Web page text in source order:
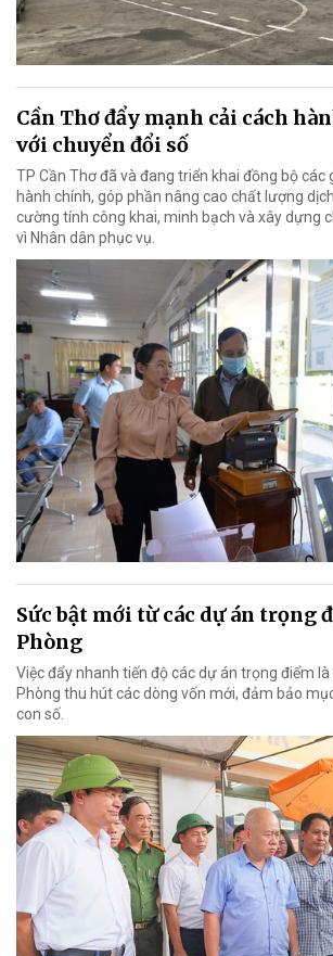
Cần Thơ đẩy mạnh cải cách
với chuyển đổi số
TP Cần Thơ đã và đang triển khai đồng bộ các
hành chính, góp phần nâng cao chất lượng
cường tính công khai, minh bạch và xây dựng
vì Nhân dân phục vụ.
Sức bật mới từ các dự án trọng
Phòng
Việc đẩy nhanh tiến độ các dự án trọng điểm là
Phòng thu hút các dòng vốn mới, đảm bảo
con số.